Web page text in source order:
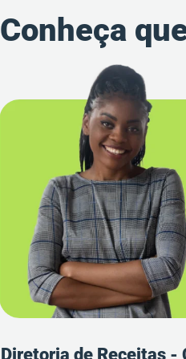
Conheça
Diretoria de Receitas -